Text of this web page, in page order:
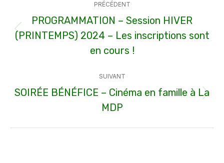
article
PRÉCÉDENT
Article
précédent
PROGRAMMATION – Session HIVER
(PRINTEMPS) 2024 – Les inscriptions sont
en cours !
SUIVANT
Article
suivant
:
SOIRÉE BÉNÉFICE – Cinéma en famille à La
MDP